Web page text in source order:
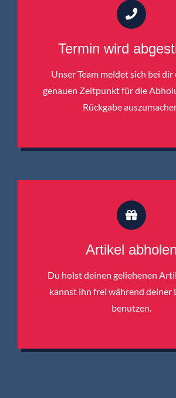
Termin wird
Unser Team meldet sich bei dir
genauen Zeitpunkt für die
Rückgabe
Artikel abholen
Du holst deinen geliehenen
kannst ihn frei während deiner
benutzen.